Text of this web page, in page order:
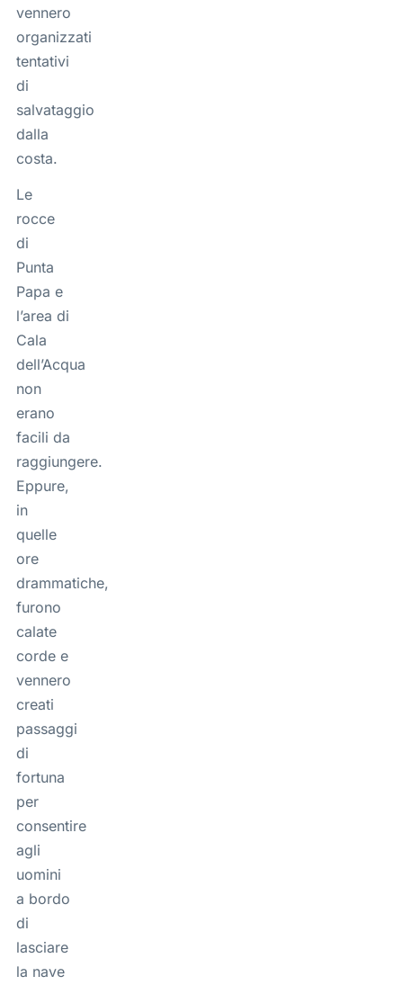
vennero
organizzati
tentativi
di
salvataggio
dalla
costa.
Le
rocce
di
Punta
Papa e
l’area di
Cala
dell’Acqua
non
erano
facili da
raggiungere.
Eppure,
in
quelle
ore
drammatiche,
furono
calate
corde e
vennero
creati
passaggi
di
fortuna
per
consentire
agli
uomini
a bordo
di
lasciare
la nave